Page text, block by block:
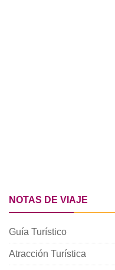
NOTAS DE VIAJE
Guía Turístico
Atracción Turística